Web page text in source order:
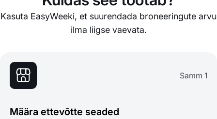
Kasuta EasyWeeki, et suurendada broneeringute arvu
ilma liigse vaevata.
Samm 1
Määra ettevõtte seaded